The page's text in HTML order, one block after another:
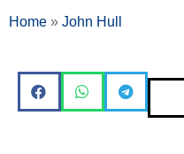
Home » John Hull